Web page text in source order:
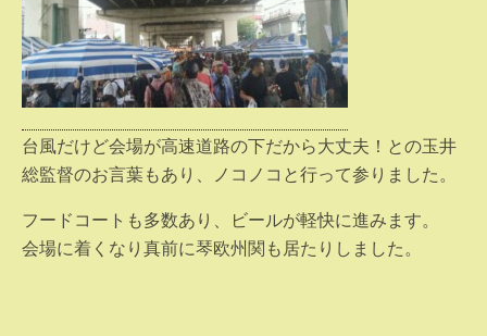
台風だけど会場が高速道路の下だから大丈夫！との玉井
総監督のお言葉もあり、ノコノコと行って参りました。
フードコートも多数あり、ビールが軽快に進みます。
会場に着くなり真前に琴欧州関も居たりしました。